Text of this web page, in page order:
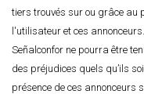
tiers trouvés sur ou grâce au
l'utilisateur et ces
Señalconfor ne pourra être
des préjudices quels qu’ils
présence de ces annonceurs